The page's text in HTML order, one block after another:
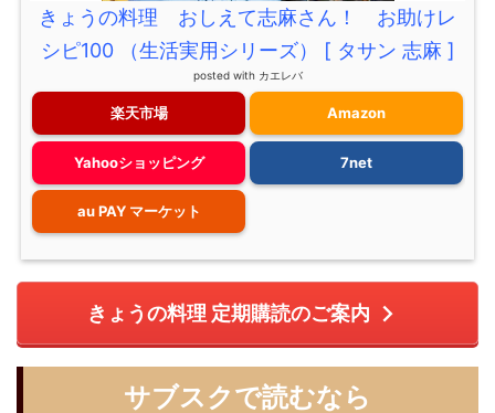
きょうの料理 おしえて志麻さん！ お助けレ
シピ100 （生活実用シリーズ） [ タサン 志麻 ]
posted with カエレバ
楽天市場 Amazon
Yahooショッピング 7net
au PAY マーケット
きょうの料理 定期購読のご案内
サブスクで読むなら